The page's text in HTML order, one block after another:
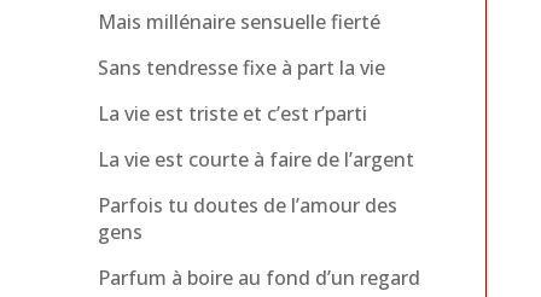
Mais millénaire sensuelle fierté
Sans tendresse fixe à part la vie
La vie est triste et c’est r’parti
La vie est courte à faire de l’argent
Parfois tu doutes de l’amour des
gens
Parfum à boire au fond d’un regard